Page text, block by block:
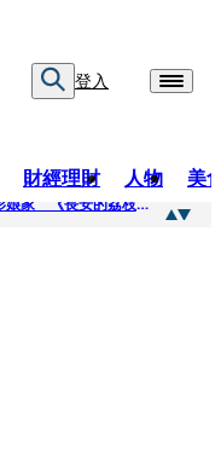
登入
財經理財 人物 美
六強片齊聚桃影 小薰《祖先鬼》回桃影娘家 《長安的荔枝》桃影加映一票難求